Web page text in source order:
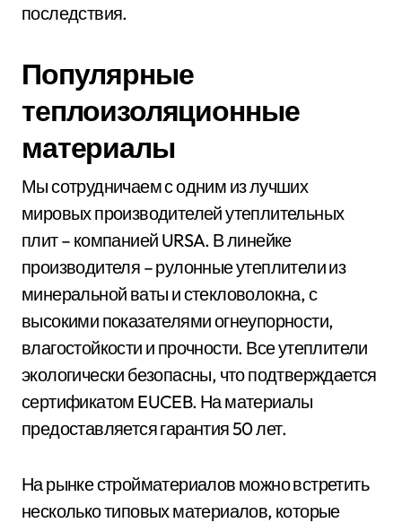
последствия.
Популярные
теплоизоляционные
материалы
Мы сотрудничаем с одним из лучших
мировых производителей утеплительных
плит – компанией URSA. В линейке
производителя – рулонные утеплители из
минеральной ваты и стекловолокна, с
высокими показателями огнеупорности,
влагостойкости и прочности. Все утеплители
экологически безопасны, что подтверждается
сертификатом EUCEB. На материалы
предоставляется гарантия 50 лет.
На рынке стройматериалов можно встретить
несколько типовых материалов, которые